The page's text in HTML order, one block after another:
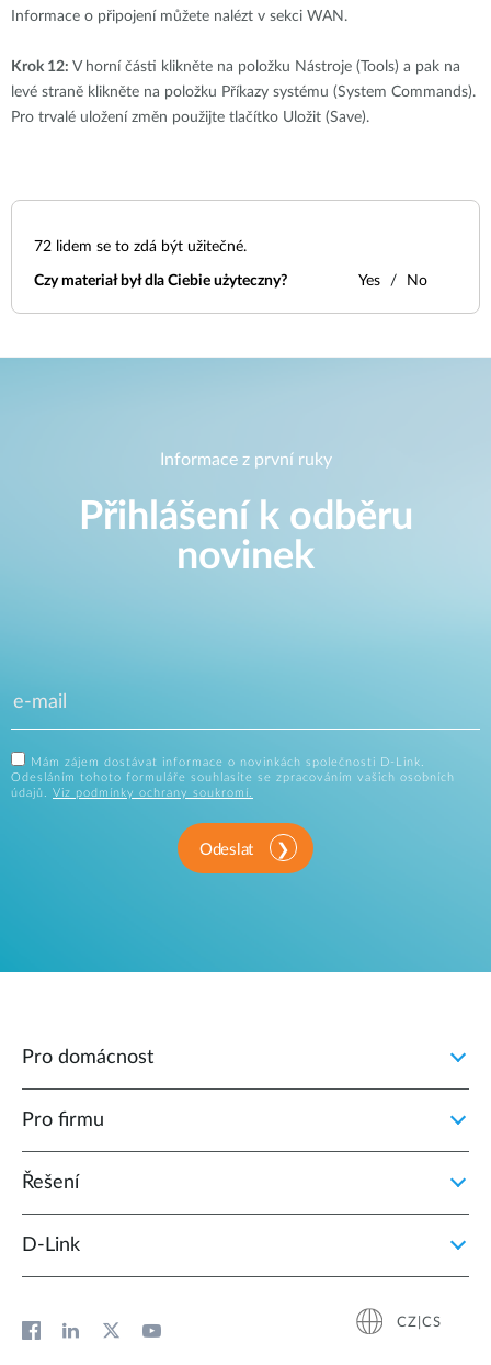
Informace o připojení můžete nalézt v sekci WAN.
Krok 12: V horní části klikněte na položku Nástroje (Tools) a pak na
levé straně klikněte na položku Příkazy systému (System Commands).
Pro trvalé uložení změn použijte tlačítko Uložit (Save).
72 lidem se to zdá být užitečné.
Czy materiał był dla Ciebie użyteczny? Yes No
Informace z první ruky
Přihlášení k odběru
novinek
Mám zájem dostávat informace o novinkách společnosti D-Link.
Odesláním tohoto formuláře souhlasíte se zpracováním vašich osobních
údajů. Viz podmínky ochrany soukromí.
Odeslat
Pro domácnost
Pro firmu
Řešení
D‑Link
CZ|CS